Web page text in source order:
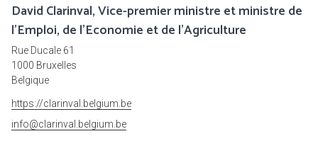
David Clarinval, Vice-premier ministre et ministre de
l’Emploi, de l’Economie et de l’Agriculture
Rue Ducale 61
1000 Bruxelles
Belgique
https://clarinval.belgium.be
info@clarinval.belgium.be